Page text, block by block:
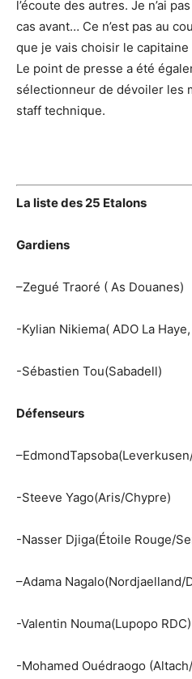
l’écoute des autres. Je n’ai
cas avant… Ce n’est pas au
que je vais choisir le capitaine
Le point de presse a été
sélectionneur de dévoiler les
staff technique.
La liste des 25 Etalons
Gardiens
–Zegué Traoré ( As Douanes)
-Kylian Nikiema( ADO La
-Sébastien Tou(Sabadell)
Défenseurs
–EdmondTapsoba
-Steeve Yago(Aris/Chypre)
-Nasser Djiga(Étoile Rouge/
–Adama Nagalo(Nordjaelland/
-Valentin Nouma(Lupopo RDC)
-Mohamed Ouédraogo (Altach